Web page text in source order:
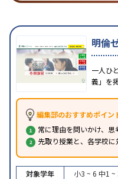
明倫
一人ひ
義」を
編集部のおすすめポイン
常に理由を問いかけ、思
先取り授業と、各学校
対象学年 小3 ~ 6 中1 ~